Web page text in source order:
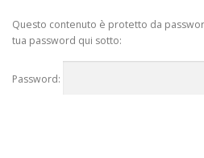
Questo contenuto è protetto da
tua password qui sotto:
Password: